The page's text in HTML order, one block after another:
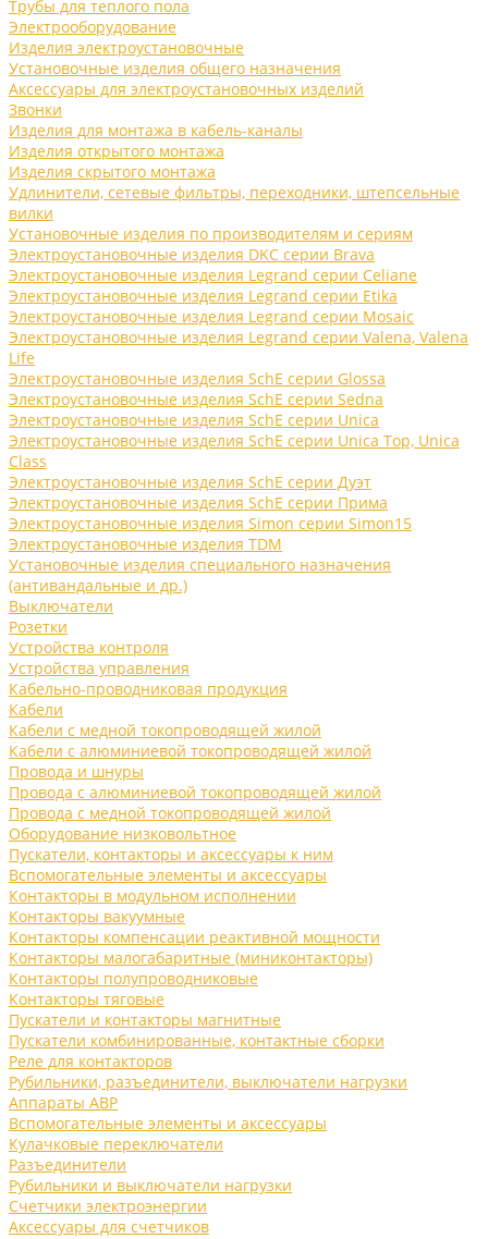
Трубы для теплого пола
Электрооборудование
Изделия электроустановочные
Установочные изделия общего назначения
Аксессуары для электроустановочных изделий
Звонки
Изделия для монтажа в кабель-каналы
Изделия открытого монтажа
Изделия скрытого монтажа
Удлинители, сетевые фильтры, переходники, штепсельные
вилки
Установочные изделия по производителям и сериям
Электроустановочные изделия DKC серии Brava
Электроустановочные изделия Legrand серии Celiane
Электроустановочные изделия Legrand серии Etika
Электроустановочные изделия Legrand серии Mosaic
Электроустановочные изделия Legrand серии Valena, Valena
Life
Электроустановочные изделия SchE серии Glossa
Электроустановочные изделия SchE серии Sedna
Электроустановочные изделия SchE серии Unica
Электроустановочные изделия SchE серии Unica Top, Unica
Class
Электроустановочные изделия SchE серии Дуэт
Электроустановочные изделия SchE серии Прима
Электроустановочные изделия Simon серии Simon15
Электроустановочные изделия TDM
Установочные изделия специального назначения
(антивандальные и др.)
Выключатели
Розетки
Устройства контроля
Устройства управления
Кабельно-проводниковая продукция
Кабели
Кабели с медной токопроводящей жилой
Кабели с алюминиевой токопроводящей жилой
Провода и шнуры
Провода с алюминиевой токопроводящей жилой
Провода с медной токопроводящей жилой
Оборудование низковольтное
Пускатели, контакторы и аксессуары к ним
Вспомогательные элементы и аксессуары
Контакторы в модульном исполнении
Контакторы вакуумные
Контакторы компенсации реактивной мощности
Контакторы малогабаритные (миниконтакторы)
Контакторы полупроводниковые
Контакторы тяговые
Пускатели и контакторы магнитные
Пускатели комбинированные, контактные сборки
Реле для контакторов
Рубильники, разъединители, выключатели нагрузки
Аппараты АВР
Вспомогательные элементы и аксессуары
Кулачковые переключатели
Разъединители
Рубильники и выключатели нагрузки
Счетчики электроэнергии
Аксессуары для счетчиков